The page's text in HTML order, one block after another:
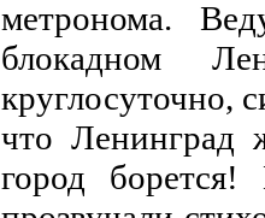
метронома.
блокадном
круглосуточно,
что Ленинград
город